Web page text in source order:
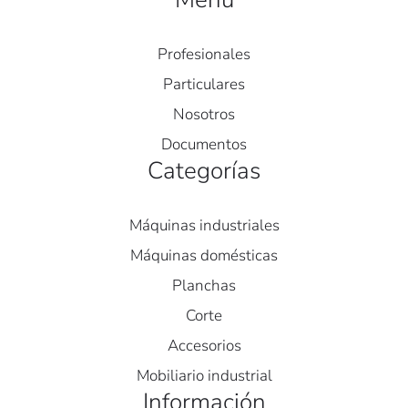
Profesionales
Particulares
Nosotros
Documentos
Categorías
Máquinas industriales
Máquinas domésticas
Planchas
Corte
Accesorios
Mobiliario industrial